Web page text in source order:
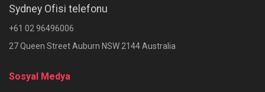
Sydney Ofisi telefonu
+61 02 96496006
27 Queen Street Auburn NSW 2144 Australia
Sosyal Medya